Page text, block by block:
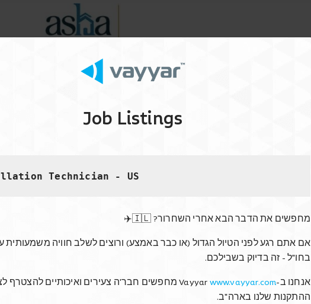
Miami Turnberry in Aventura, FL.
Job Listings
Technician - US
מחפשים את הדבר הבא אחרי השחרור? 🇮🇱✈️
אם אתם רגע לפני הטיול הגדול (או כבר באמצע) ורוצים לשלב חוויה משמעותית
בחו"ל - זה בדיוק בשבילכם.
אנחנו ב- Vayyar www.vayyar.com
מחפשים חבר'ה צעירים ואיכותיים להצטרף
ההתקנות שלנו בארה"ב.